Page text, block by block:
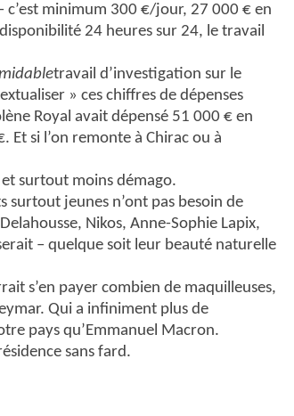
minimum 300 €/jour, 27 000 € en
24 heures sur 24, le travail
travail d’investigation sur le
» ces chiffres de dépenses
Royal avait dépensé 51 000 € en
Et si l’on remonte à Chirac ou à
surtout moins démago.
surtout jeunes n’ont pas besoin de
Nikos, Anne-Sophie Lapix,
– quelque soit leur beauté naturelle
s’en payer combien de maquilleuses,
Qui a infiniment plus de
pays qu’Emmanuel Macron.
sans fard.